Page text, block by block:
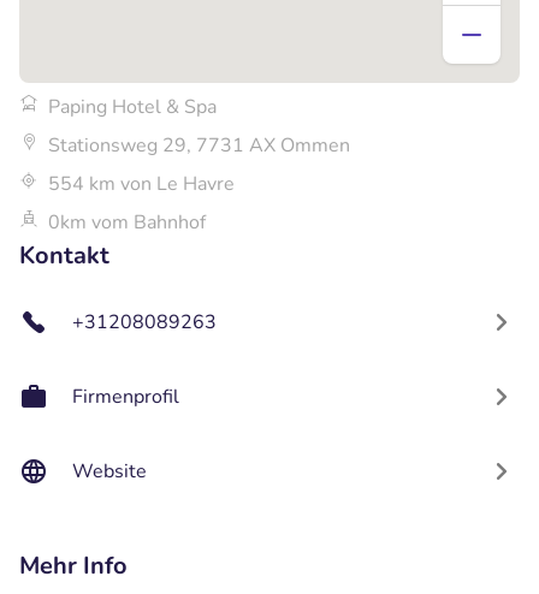
Paping Hotel & Spa
Stationsweg 29, 7731 AX Ommen
554 km von Le Havre
0km vom Bahnhof
Kontakt
+31208089263
Firmenprofil
Website
Mehr Info